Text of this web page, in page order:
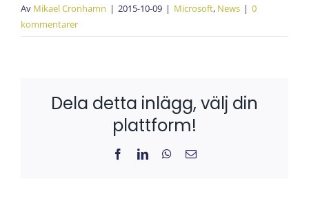
Av Mikael Cronhamn | 2015-10-09 | Microsoft, News | 0
kommentarer
Dela detta inlägg, välj din
plattform!
FacebookLinkedInWhatsApp
E-